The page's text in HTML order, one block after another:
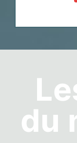
du